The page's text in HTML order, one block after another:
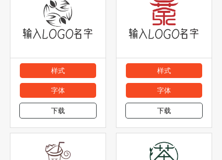
样式
字体
下载
样式
字体
下载